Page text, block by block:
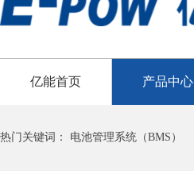
亿能首页 产品中心
热门关键词： 电池管理系统（BMS）